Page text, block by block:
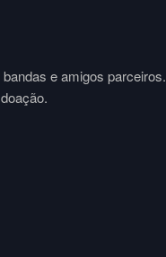
e amigos parceiros.